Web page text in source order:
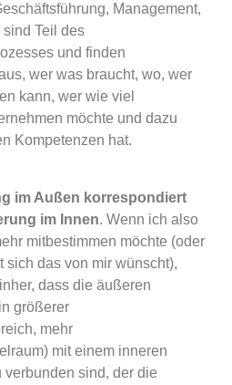
Management,
Teil des
und finden
wer was braucht, wo, wer
kann, wer wie viel
möchte und dazu
Kompetenzen hat.
im Außen korrespondiert
im Innen. Wenn ich also
mitbestimmen möchte (oder
sich das von mir wünscht),
dass die äußeren
größerer
mehr
mit einem inneren
verbunden sind, der die